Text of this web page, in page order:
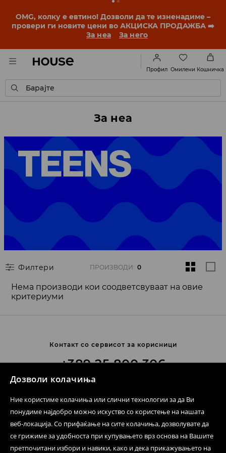
Дозволи колачиња
Ние користиме колачиња или слични технологии за да Ви
понудиме најдобро можно искуство со користење на нашата
веб-локација. Со прифаќање на сите колачиња, дозволувате да
се грижиме за удобноста при купувањето врз основа на Вашите
претпочитани избори и навики, како и дека прикажувањето на
BACK TO SCHOOL 📒
започнуваат уште пред првото училишно ѕвонче.
Започни ја учебната година со нов стил!
За неа
За него
Профил Омилени Кошничка
Барајте
За неа
Филтери ПРОИЗВОДИ: 0
Нема производи кои соодветсвуваат на овие
критериуми
Контакт со сервисот за корисници
+389 25 800 306
Цена според ценовникот на операторот
Формулар за контакт
Следете не